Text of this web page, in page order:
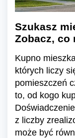
Szukasz
Zobacz, co
Kupno
których liczy
pomieszczeń
to, od kogo
z liczby
może być